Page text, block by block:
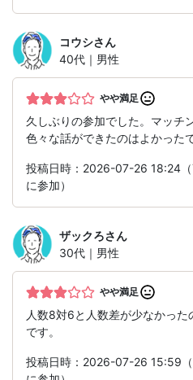
コウシさん
40代｜男性
やや満足
久しぶりの参加でした。マッチ
色々な話ができたのはよかったで
投稿日時：2026-07-26 18:24
に参加）
ザックろさん
30代｜男性
やや満足
人数8対6と人数差が少なかっ
です。
投稿日時：2026-07-26 15:59